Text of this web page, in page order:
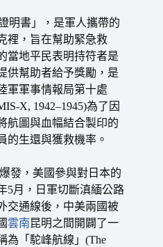
明書」，是軍人攜帶的
裡，旨在幫助緊急救
當地平民表明持符者是
供幫助者給予獎勵，是
軍軍事情報局第十處
X, 1942–1945)為了因
航圖與血幅結合製印的
的生還與獲救機率。
發，美國參與對日本的
5月，日軍切斷滇緬公路
交通線後，中美兩國被
雲南昆明之間開闢了一
為「駝峰航線」(The